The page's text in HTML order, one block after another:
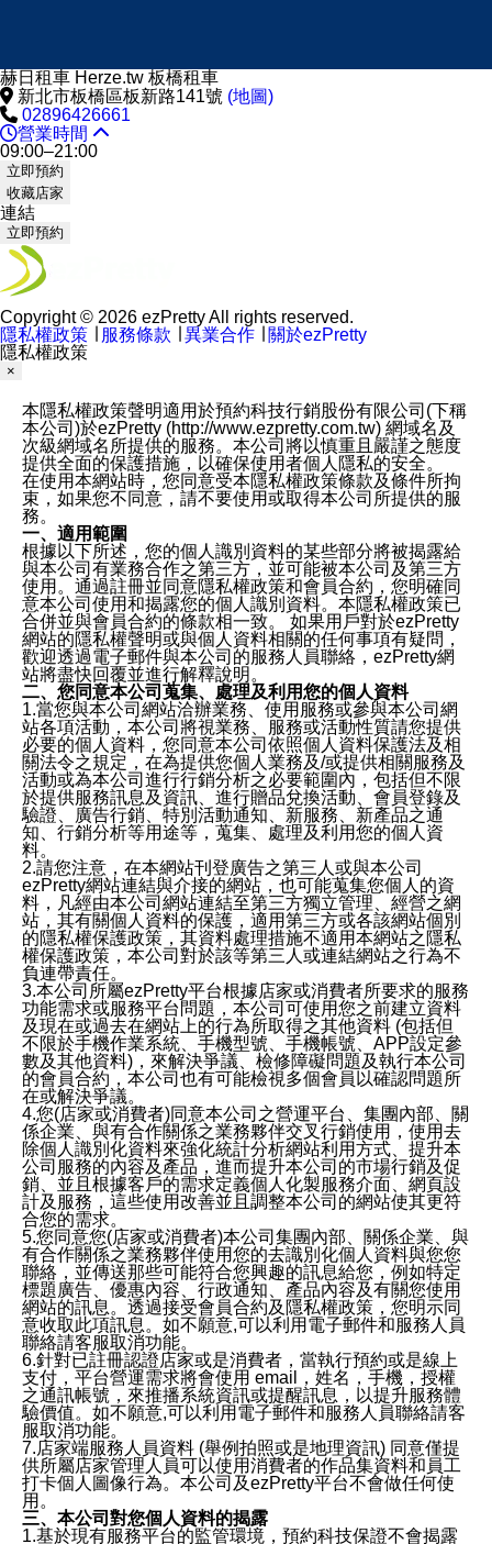
赫日租車 Herze.tw 板橋租車
新北市板橋區板新路141號 (地圖)
02896426661
營業時間
09:00–21:00
立即預約
收藏店家
連結
立即預約
Copyright © 2026 ezPretty All rights reserved.
隱私權政策
服務條款 異業合作
關於ezPretty
隱私權政策
×
本隱私權政策聲明適用於預約科技行銷股份有限公司(下稱
本公司)於ezPretty (http://www.ezpretty.com.tw) 網域名及
次級網域名所提供的服務。本公司將以慎重且嚴謹之態度
提供全面的保護措施，以確保使用者個人隱私的安全。
在使用本網站時，您同意受本隱私權政策條款及條件所拘
束，如果您不同意，請不要使用或取得本公司所提供的服
務。
一、適用範圍
根據以下所述，您的個人識別資料的某些部分將被揭露給
與本公司有業務合作之第三方，並可能被本公司及第三方
使用。通過註冊並同意隱私權政策和會員合約，您明確同
意本公司使用和揭露您的個人識別資料。本隱私權政策已
合併並與會員合約的條款相一致。 如果用戶對於ezPretty
網站的隱私權聲明或與個人資料相關的任何事項有疑問，
歡迎透過電子郵件與本公司的服務人員聯絡，ezPretty網
站將盡快回覆並進行解釋說明。
二、您同意本公司蒐集、處理及利用您的個人資料
1.當您與本公司網站洽辦業務、使用服務或參與本公司網
站各項活動，本公司將視業務、服務或活動性質請您提供
必要的個人資料，您同意本公司依照個人資料保護法及相
關法令之規定，在為提供您個人業務及/或提供相關服務及
活動或為本公司進行行銷分析之必要範圍內，包括但不限
於提供服務訊息及資訊、進行贈品兌換活動、會員登錄及
驗證、廣告行銷、特別活動通知、新服務、新產品之通
知、行銷分析等用途等，蒐集、處理及利用您的個人資
料。
2.請您注意，在本網站刊登廣告之第三人或與本公司
ezPretty網站連結與介接的網站，也可能蒐集您個人的資
料，凡經由本公司網站連結至第三方獨立管理、經營之網
站，其有關個人資料的保護，適用第三方或各該網站個別
的隱私權保護政策，其資料處理措施不適用本網站之隱私
權保護政策，本公司對於該等第三人或連結網站之行為不
負連帶責任。
3.本公司所屬ezPretty平台根據店家或消費者所要求的服務
功能需求或服務平台問題，本公司可使用您之前建立資料
及現在或過去在網站上的行為所取得之其他資料 (包括但
不限於手機作業系統、手機型號、手機帳號、APP設定參
數及其他資料)，來解決爭議、檢修障礙問題及執行本公司
的會員合約，本公司也有可能檢視多個會員以確認問題所
在或解決爭議。
4.您(店家或消費者)同意本公司之營運平台、集團內部、關
係企業、與有合作關係之業務夥伴交叉行銷使用，使用去
除個人識別化資料來強化統計分析網站利用方式、提升本
公司服務的內容及產品，進而提升本公司的市場行銷及促
銷、並且根據客戶的需求定義個人化製服務介面、網頁設
計及服務，這些使用改善並且調整本公司的網站使其更符
合您的需求。
5.您同意您(店家或消費者)本公司集團內部、關係企業、與
有合作關係之業務夥伴使用您的去識別化個人資料與您您
聯絡，並傳送那些可能符合您興趣的訊息給您，例如特定
標題廣告、優惠內容、行政通知、產品內容及有關您使用
網站的訊息。透過接受會員合約及隱私權政策，您明示同
意收取此項訊息。如不願意,可以利用電子郵件和服務人員
聯絡請客服取消功能。
6.針對已註冊認證店家或是消費者，當執行預約或是線上
支付，平台營運需求將會使用 email，姓名，手機，授權
之通訊帳號，來推播系統資訊或提醒訊息，以提升服務體
驗價值。如不願意,可以利用電子郵件和服務人員聯絡請客
服取消功能。
7.店家端服務人員資料 (舉例拍照或是地理資訊) 同意僅提
供所屬店家管理人員可以使用消費者的作品集資料和員工
打卡個人圖像行為。本公司及ezPretty平台不會做任何使
用。
三、本公司對您個人資料的揭露
1.基於現有服務平台的監管環境，預約科技保證不會揭露